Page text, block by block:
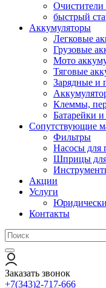
Очистители
быстрый
Аккумуляторы
Легковые
Грузовые
Мото
Тяговые
Зарядные и
Клеммы,
Батарейки
Сопутствующие
Фильтры
Насосы для
Шприцы для
Акции
Услуги
Контакты
Заказать звонок
+7(343)2-717-666